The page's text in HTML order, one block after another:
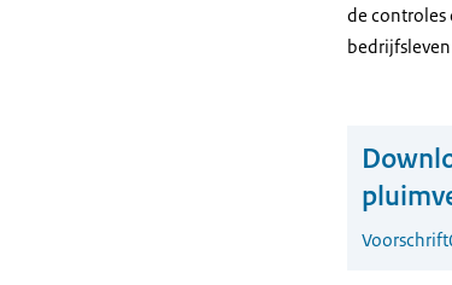
de controles
Voorschrift